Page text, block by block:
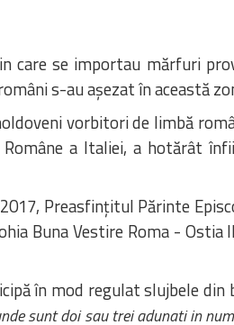
se importau mărfuri
s-au așezat în această
vorbitori de limbă
a ltaliei, a hotărât
Preasfințitul Părinte
Buna Vestire Roma - Ostia
în mod regulat slujbele din
sunt doi sau trei adunati in